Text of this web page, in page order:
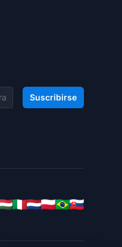
Suscribirse